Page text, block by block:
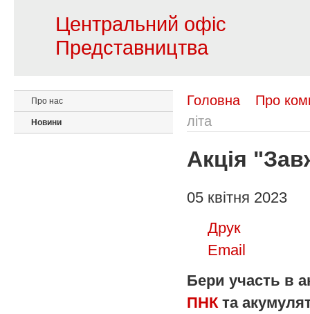
Центральний офіс
Представництва
Головна
Про
літа
Акція
05 квітня 2023
Друк
Email
Бери участь в
ПНКта
Про нас
Новини